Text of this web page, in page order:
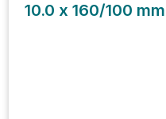
10.0 x 160/100 mm